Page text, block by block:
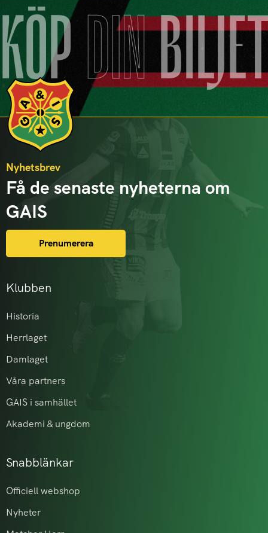
KÖPDIN
Klubben
Historia
Herrlaget
Damlaget
Våra partners
GAIS i samhället
Akademi & ungdom
Snabblänkar
Officiell webshop
Nyheter
Nyhetsbrev
Få de senaste nyheterna om
GAIS
Prenumerera